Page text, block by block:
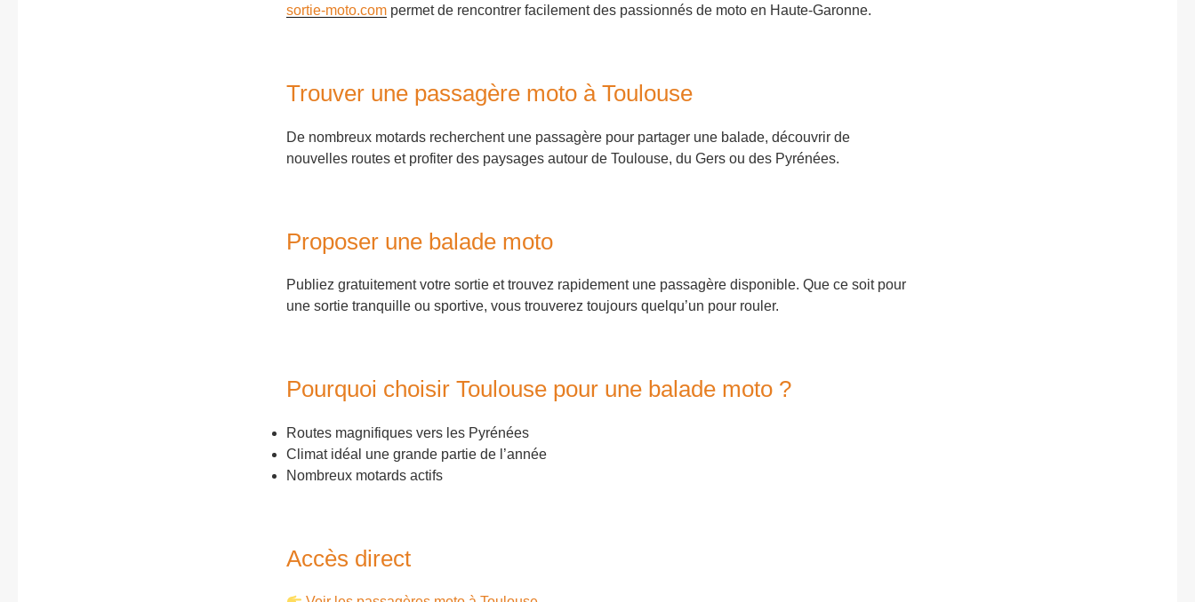
sortie-moto.com permet de rencontrer facilement des passionnés de moto en Haute-Garonne.
Trouver une passagère moto à Toulouse
De nombreux motards recherchent une passagère pour partager une balade, découvrir de
nouvelles routes et profiter des paysages autour de Toulouse, du Gers ou des Pyrénées.
Proposer une balade moto
Publiez gratuitement votre sortie et trouvez rapidement une passagère disponible. Que ce soit pour
une sortie tranquille ou sportive, vous trouverez toujours quelqu’un pour rouler.
Pourquoi choisir Toulouse pour une balade moto ?
Routes magnifiques vers les Pyrénées
Climat idéal une grande partie de l’année
Nombreux motards actifs
Accès direct